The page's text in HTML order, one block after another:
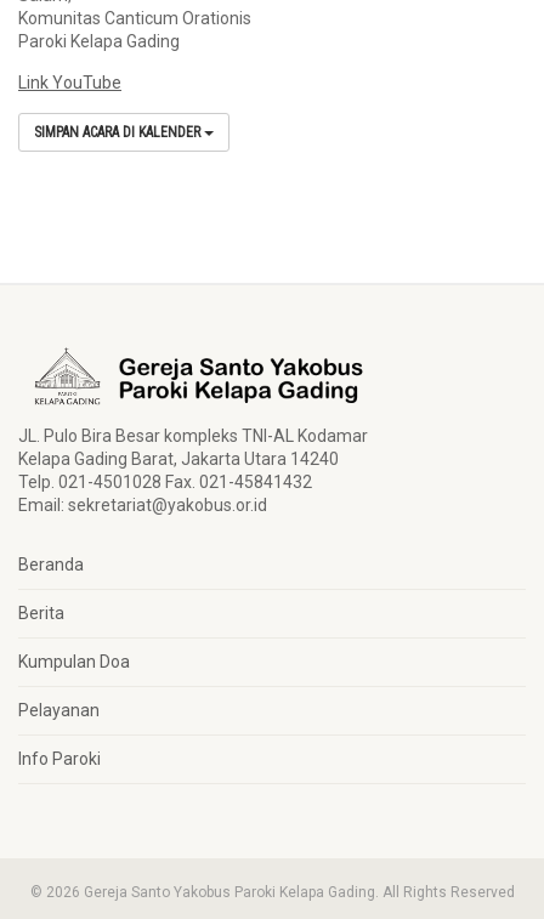
Komunitas Canticum Orationis
Paroki Kelapa Gading
Link YouTube
SIMPAN ACARA DI KALENDER
JL. Pulo Bira Besar kompleks TNI-AL Kodamar
Kelapa Gading Barat, Jakarta Utara 14240
Telp. 021-4501028 Fax. 021-45841432
Email: sekretariat@yakobus.or.id
Beranda
Berita
Kumpulan Doa
Pelayanan
Info Paroki
© 2026 Gereja Santo Yakobus Paroki Kelapa Gading. All Rights Reserved